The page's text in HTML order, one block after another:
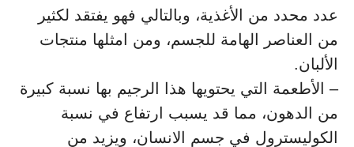
عدد محدد من الأغذية، وبالتالي فهو يفتقد لكثير
من العناصر الهامة للجسم، ومن امثلها منتجات
الألبان.
– الأطعمة التي يحتويها هذا الرجيم بها نسبة كبيرة
من الدهون، مما قد يسبب ارتفاع في نسبة
الكوليسترول في جسم الانسان، ويزيد من